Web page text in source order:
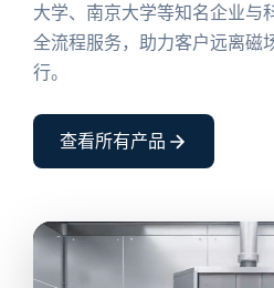
大学、南京大学等知名企业与
全流程服务，助力客户远离磁
行。
查看所有产品